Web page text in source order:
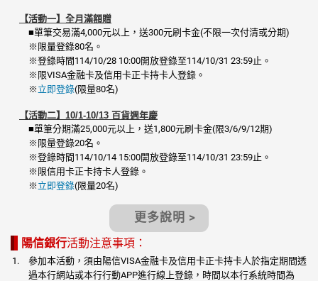
【活動一】全月滿額贈
■單筆交易滿4,000元以上，送300元刷卡金(不限一次付清或分期)
※限量登錄80名。
※登錄時間114/10/28 10:00開放登錄至114/10/31 23:59止。
※限VISA金融卡及信用卡正卡持卡人登錄。
※ 立即登錄(限量80名)
【活動二】10/1-10/13 百貨週年慶
■單筆分期滿25,000元以上，送1,800元刷卡金(限3/6/9/12期)
※限量登錄20名。
※登錄時間114/10/14 15:00開放登錄至114/10/31 23:59止。
※限信用卡正卡持卡人登錄。
※ 立即登錄(限量20名)
更多說明 >
陽信銀行活動注意事項：
參加本活動，須由陽信VISA金融卡及信用卡正卡持卡人於指定期間透
過本行網站或本行行動APP進行線上登錄，時間以本行系統時間為